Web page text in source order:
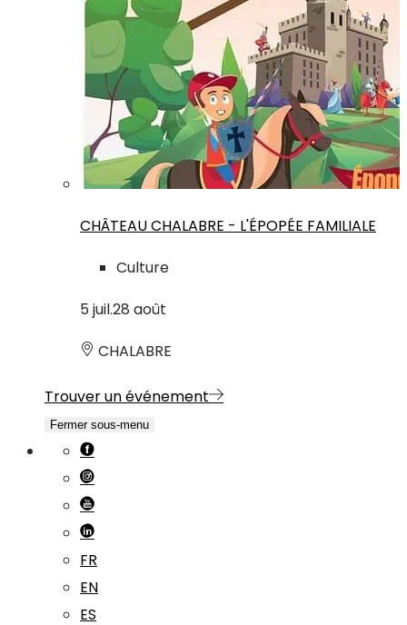
CHÂTEAU CHALABRE - L'ÉPOPÉE FAMILIALE
Culture
5 juil.28 août
CHALABRE
Trouver un événement
Fermer sous-menu
FR
EN
ES